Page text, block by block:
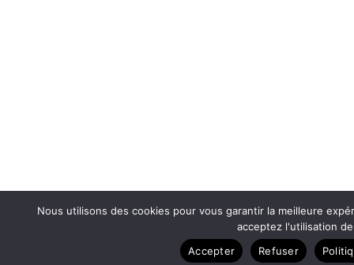
Nous utilisons des cookies pour vous garantir la meilleure
acceptez l'utilisation
Accepter
Refuser